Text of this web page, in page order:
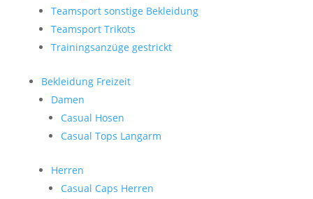
Teamsport sonstige Bekleidung
Teamsport Trikots
Trainingsanzüge gestrickt
Bekleidung Freizeit
Damen
Casual Hosen
Casual Tops Langarm
Herren
Casual Caps Herren